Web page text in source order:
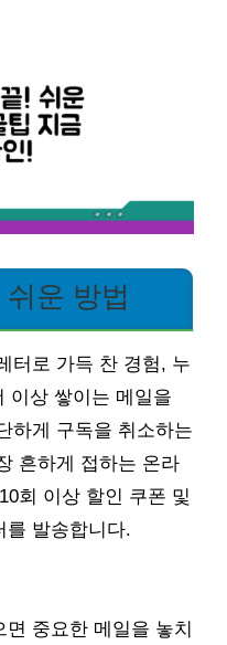
운 방법
터로 가득 찬 경험, 누
이상 쌓이는 메일을
하게 구독을 취소하는
흔하게 접하는 온라
회 이상 할인 쿠폰 및
를 발송합니다.
중요한 메일을 놓치